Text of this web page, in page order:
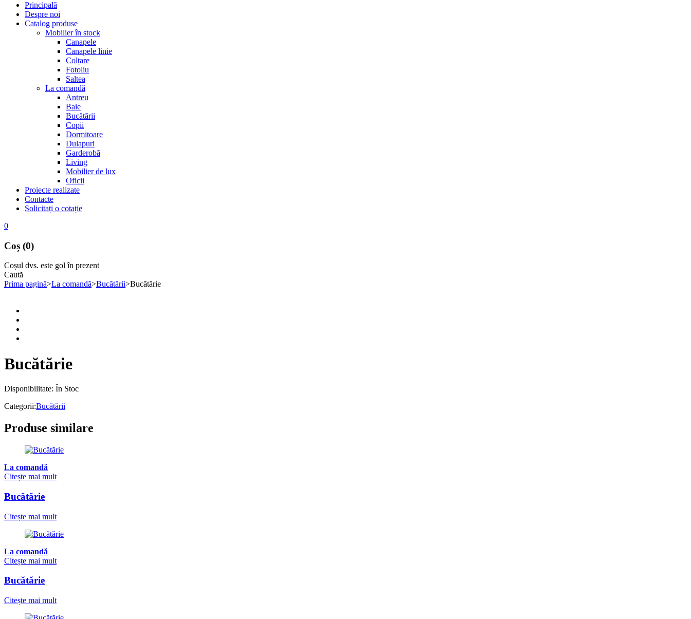
Principală
Despre noi
Catalog produse
Mobilier în stock
Canapele
Canapele linie
Colțare
Fotoliu
Saltea
La comandă
Antreu
Baie
Bucătării
Copii
Dormitoare
Dulapuri
Garderobă
Living
Mobilier de lux
Oficii
Proiecte realizate
Contacte
Solicitați o cotație
0
Coș (0)
Coșul dvs. este gol în prezent
Caută
Prima pagină>La comandă>Bucătării>Bucătărie
Bucătărie
Disponibilitate: În Stoc
Categorii:Bucătării
Produse similare
La comandă
Citește mai mult
Bucătărie
Citește mai mult
La comandă
Citește mai mult
Bucătărie
Citește mai mult